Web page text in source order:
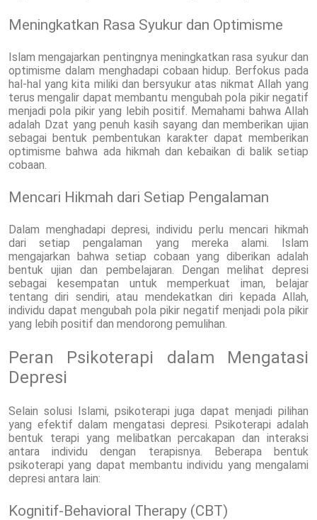
Meningkatkan Rasa Syukur dan Optimisme
Islam mengajarkan pentingnya meningkatkan rasa syukur dan
optimisme dalam menghadapi cobaan hidup. Berfokus pada
hal-hal yang kita miliki dan bersyukur atas nikmat Allah yang
terus mengalir dapat membantu mengubah pola pikir negatif
menjadi pola pikir yang lebih positif. Memahami bahwa Allah
adalah Dzat yang penuh kasih sayang dan memberikan ujian
sebagai bentuk pembentukan karakter dapat memberikan
optimisme bahwa ada hikmah dan kebaikan di balik setiap
cobaan.
Mencari Hikmah dari Setiap Pengalaman
Dalam menghadapi depresi, individu perlu mencari hikmah
dari setiap pengalaman yang mereka alami. Islam
mengajarkan bahwa setiap cobaan yang diberikan adalah
bentuk ujian dan pembelajaran. Dengan melihat depresi
sebagai kesempatan untuk memperkuat iman, belajar
tentang diri sendiri, atau mendekatkan diri kepada Allah,
individu dapat mengubah pola pikir negatif menjadi pola pikir
yang lebih positif dan mendorong pemulihan.
Peran Psikoterapi dalam Mengatasi
Depresi
Selain solusi Islami, psikoterapi juga dapat menjadi pilihan
yang efektif dalam mengatasi depresi. Psikoterapi adalah
bentuk terapi yang melibatkan percakapan dan interaksi
antara individu dengan terapisnya. Beberapa bentuk
psikoterapi yang dapat membantu individu yang mengalami
depresi antara lain:
Kognitif-Behavioral Therapy (CBT)